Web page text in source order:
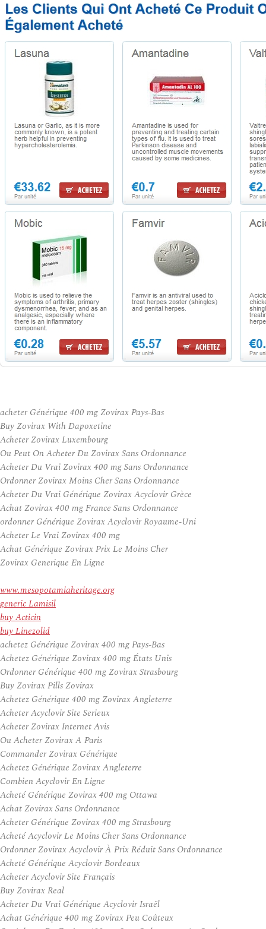
acheter Générique 400 mg Zovirax Pays-Bas
Buy Zovirax With Dapoxetine
Acheter Zovirax Luxembourg
Ou Peut On Acheter Du Zovirax Sans Ordonnance
Acheter Du Vrai Zovirax 400 mg Sans Ordonnance
Ordonner Zovirax Moins Cher Sans Ordonnance
Acheter Du Vrai Générique Zovirax Acyclovir Grèce
Achat Zovirax 400 mg France Sans Ordonnance
ordonner Générique Zovirax Acyclovir Royaume-Uni
Acheter Le Vrai Zovirax 400 mg
Achat Générique Zovirax Prix Le Moins Cher
Zovirax Generique En Ligne
www.mesopotamiaheritage.org
generic Lamisil
buy Acticin
buy Linezolid
achetez Générique Zovirax 400 mg Pays-Bas
Achetez Générique Zovirax 400 mg États Unis
Ordonner Générique 400 mg Zovirax Strasbourg
Buy Zovirax Pills Zovirax
Achetez Générique 400 mg Zovirax Angleterre
Acheter Acyclovir Site Serieux
Acheter Zovirax Internet Avis
Ou Acheter Zovirax A Paris
Commander Zovirax Générique
Achetez Générique Zovirax Angleterre
Combien Acyclovir En Ligne
Acheté Générique Zovirax 400 mg Ottawa
Achat Zovirax Sans Ordonnance
Acheter Générique Zovirax 400 mg Strasbourg
Acheté Acyclovir Le Moins Cher Sans Ordonnance
Ordonner Zovirax Acyclovir À Prix Réduit Sans Ordonnance
Acheté Générique Acyclovir Bordeaux
Acheter Acyclovir Site Français
Buy Zovirax Real
Acheter Du Vrai Générique Acyclovir Israël
Achat Générique 400 mg Zovirax Peu Coûteux